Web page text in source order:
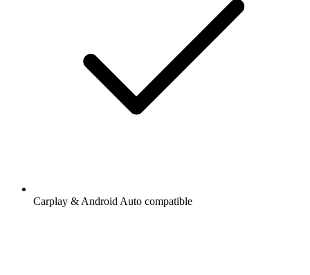
Carplay & Android Auto compatible